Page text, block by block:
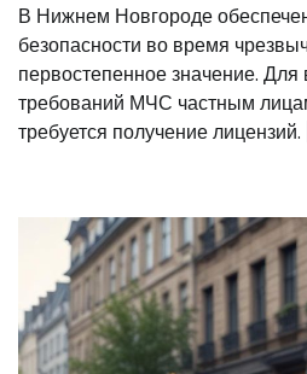
В Нижнем Новгороде
безопасности во время
первостепенное значение.
требований МЧС частным
требуется получение